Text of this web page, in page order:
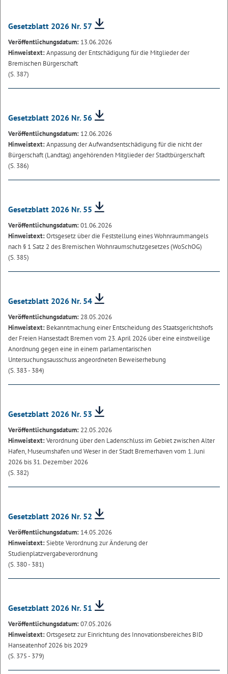
Gesetzblatt 2026 Nr. 57
Veröffentlichungsdatum: 13.06.2026
Hinweistext:Anpassung der Entschädigung für die Mitglieder der
Bremischen Bürgerschaft
(S. 387)
Gesetzblatt 2026 Nr. 56
Veröffentlichungsdatum: 12.06.2026
Hinweistext:Anpassung der Aufwandsentschädigung für die nicht der
Bürgerschaft (Landtag) angehörenden Mitglieder der Stadtbürgerschaft
(S. 386)
Gesetzblatt 2026 Nr. 55
Veröffentlichungsdatum:01.06.2026
Hinweistext:Ortsgesetz über die Feststellung eines Wohnraummangels
nach § 1 Satz 2 des Bremischen Wohnraumschutzgesetzes (WoSchOG)
(S. 385)
Gesetzblatt 2026 Nr. 54
Veröffentlichungsdatum: 28.05.2026
Hinweistext: Bekanntmachung einer Entscheidung des Staatsgerichtshofs
der Freien Hansestadt Bremen vom 23. April 2026 über eine einstweilige
Anordnung gegen eine in einem parlamentarischen
Untersuchungsausschuss angeordneten Beweiserhebung
(S. 383 - 384)
Gesetzblatt 2026 Nr. 53
Veröffentlichungsdatum: 22.05.2026
Hinweistext:Verordnung über den Ladenschluss im Gebiet zwischen Alter
Hafen, Museumshafen und Weser in der Stadt Bremerhaven vom 1. Juni
2026 bis 31. Dezember 2026
(S. 382)
Gesetzblatt 2026 Nr. 52
Veröffentlichungsdatum: 14.05.2026
Hinweistext:Siebte Verordnung zur Änderung der
Studienplatzvergabeverordnung
(S. 380 - 381)
Gesetzblatt 2026 Nr. 51
Veröffentlichungsdatum:07.05.2026
Hinweistext:Ortsgesetz zur Einrichtung des Innovationsbereiches BID
Hanseatenhof 2026 bis 2029
(S. 375 - 379)